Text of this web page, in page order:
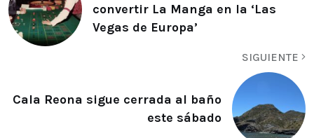
convertir La Manga en la ‘Las
Vegas de Europa’
SIGUIENTE
Cala Reona sigue cerrada al baño
este sábado